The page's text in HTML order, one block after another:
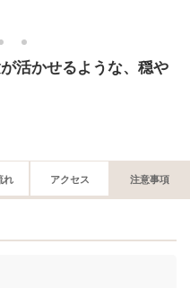
3 4
活かせるような、穏や
れ アクセス 注意事項